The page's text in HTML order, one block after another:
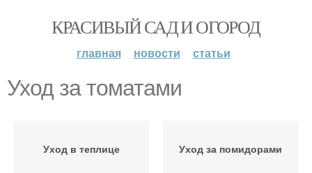
КРАСИВЫЙ САД И ОГОРОД
главная новости статьи
Уход за томатами
Уход в теплице Уход за помидорами